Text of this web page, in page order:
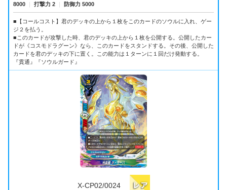
8000
｜ 打撃力 2 ｜ 防御力 5000
■【コールコスト】君のデッキの上から１枚をこのカードのソウルに入れ、ゲー
ジ２を払う。
■このカードが攻撃した時、君のデッキの上から１枚を公開する。公開したカー
ドが《コスモドラグーン》なら、このカードをスタンドする。その後、公開した
カードを君のデッキの下に置く。この能力は１ターンに１回だけ発動する。
『貫通』『ソウルガード』
X-CP02/0024